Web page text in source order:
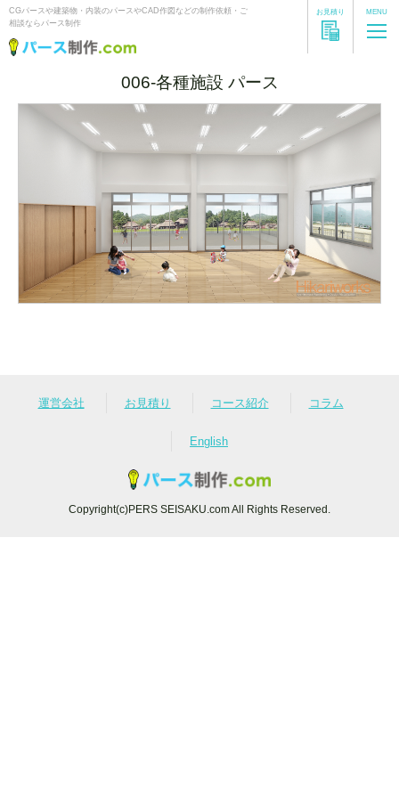
CGパースや建築物・内装のパースやCAD作図などの制作依頼・ご
相談ならパース制作
お見積り MENU
006-各種施設 パース
運営会社 お見積り コース紹介 コラム
English
Copyright(c)PERS SEISAKU.com All Rights Reserved.